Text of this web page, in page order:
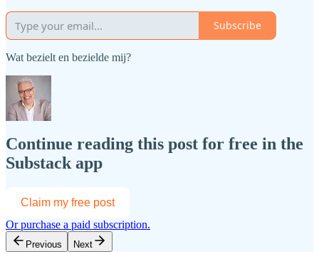
Subscribe
Wat bezielt en bezielde mij?
Continue reading this post for free in the
Substack app
Claim my free post
Or purchase a paid subscription.
Previous Next